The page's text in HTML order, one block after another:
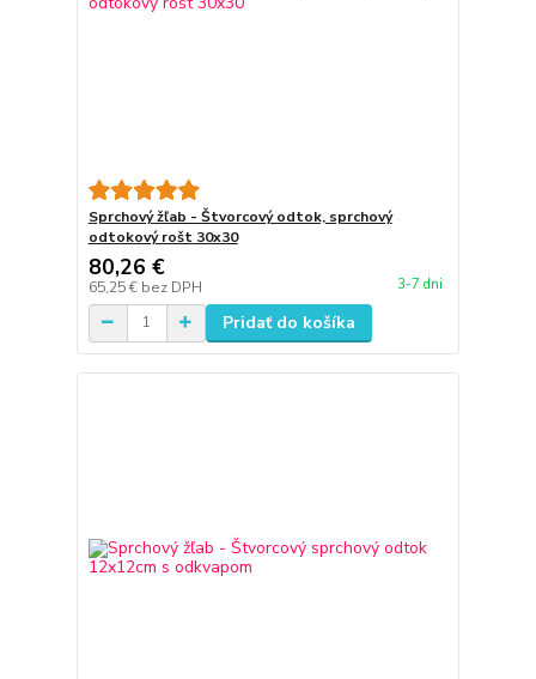
Sprchový žľab - Štvorcový odtok, sprchový
odtokový rošt 30x30
80,26 €
65,25 € bez DPH 3-7 dni
Pridať do košíka